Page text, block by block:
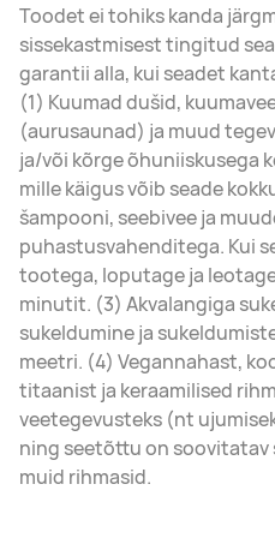
Toodet ei tohiks kanda
sissekastmisest tingitud
garantii alla, kui seadet
(1) Kuumad dušid,
(aurusaunad) ja muud
ja/või kõrge õhuniiskusega
mille käigus võib seade
šampooni, seebivee ja
puhastusvahenditega. Kui
tootega, loputage ja
minutit. (3) Akvalangiga
sukeldumine ja
meetri. (4) Vegannahast,
titaanist ja keraamilised
veetegevusteks (nt
ning seetõttu on
muid rihmasid.